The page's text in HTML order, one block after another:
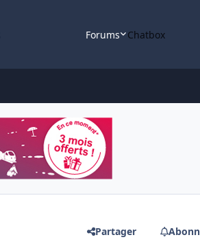
Forums Chatbox
Partager